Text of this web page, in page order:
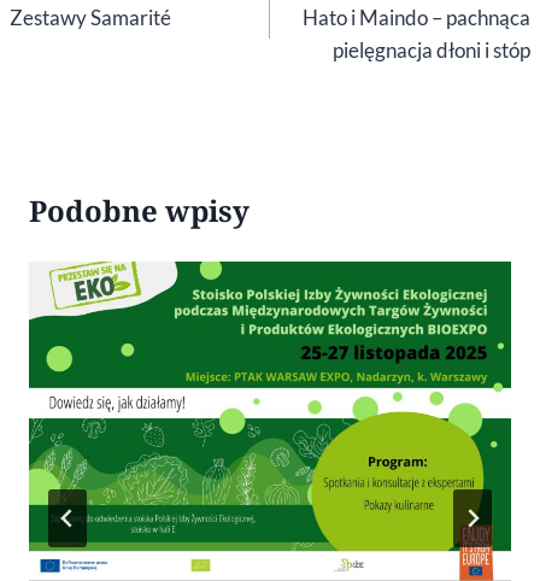
wpisu
Zestawy Samarité
Hato i Maindo – pachnąca
pielęgnacja dłoni i stóp
Podobne wpisy